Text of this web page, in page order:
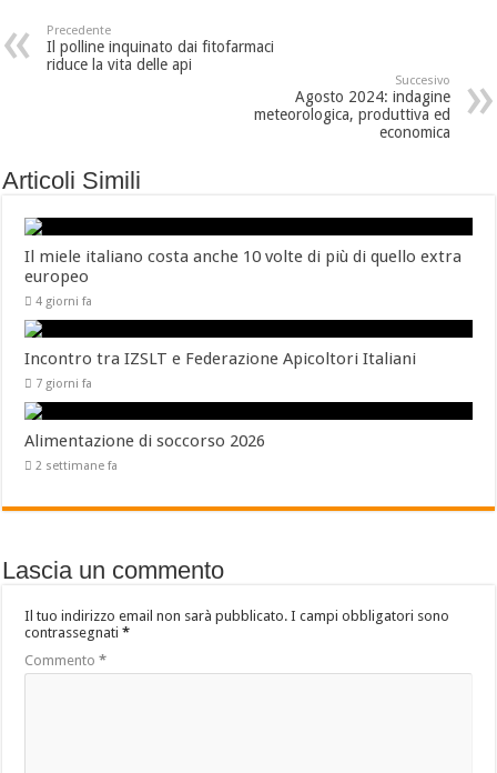
Precedente
Il polline inquinato dai fitofarmaci
riduce la vita delle api
Succesivo
Agosto 2024: indagine
meteorologica, produttiva ed
economica
Articoli Simili
Il miele italiano costa anche 10 volte di più di quello extra
europeo
4 giorni fa
Incontro tra IZSLT e Federazione Apicoltori Italiani
7 giorni fa
Alimentazione di soccorso 2026
2 settimane fa
Lascia un commento
Il tuo indirizzo email non sarà pubblicato. I campi obbligatori sono
contrassegnati*
Commento*